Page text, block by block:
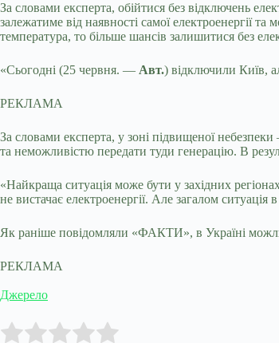
За словами експерта, обійтися без відключень
залежатиме від наявності самої електроенергії
температура, то більше шансів залишитися без
«Сьогодні (25 червня. — Авт.) відключили Київ,
РЕКЛАМА
За словами експерта, у зоні підвищеної
та неможливістю передати туди генерацію. В
«Найкраща ситуація може бути у західних
не вистачає електроенергії. Але загалом
Як раніше повідомляли «ФАКТИ», в Україні
РЕКЛАМА
Джерело
Rate this item: